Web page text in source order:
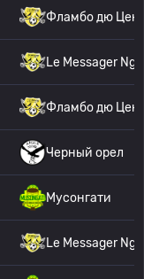
Фламбо дю
Le Messager
Фламбо дю
Черный орел
Мусонгати
Le Messager